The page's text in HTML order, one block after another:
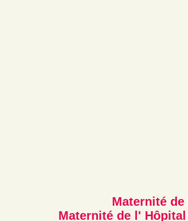
Maternité de
Maternité de l' Hôpital